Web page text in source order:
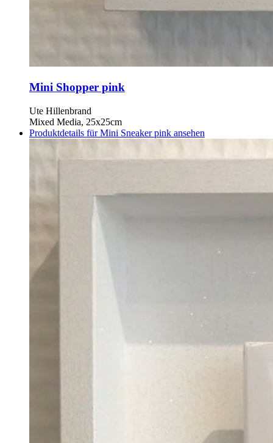
Mini Shopper pink
Ute Hillenbrand
Mixed Media, 25x25cm
Produktdetails für Mini Sneaker pink ansehen